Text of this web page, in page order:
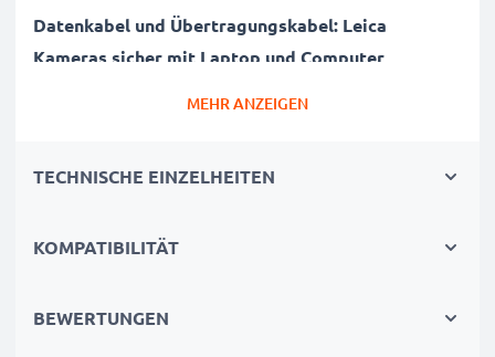
Datenkabel und Übertragungskabel: Leica
Kameras sicher mit Laptop und Computer
✔ Schnelle Datenübertragung - Aufnahmen,
✔ Aktuelle Version 2.0 für hohe Datenraten -
MEHR ANZEIGEN
TECHNISCHE EINZELHEITEN
KOMPATIBILITÄT
BEWERTUNGEN